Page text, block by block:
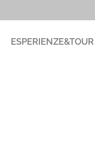
ESPERIENZE&TOUR